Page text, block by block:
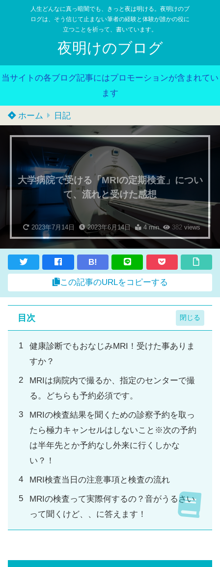
人生どんなに真っ暗闇でも、きっと夜は明ける。夜明けのブ
ログは、そう信じて止まない筆者の経験と体験が誰かの役に
立つことを祈って、書いています。
夜明けのブログ
当サイトの各ブログ記事にはプロモーションが含まれてい
ます
ホーム 日記
大学病院で受ける「MRIの定期検査」につい
て、流れと受けた感想
2023年7月14日 2023年6月14日 4 min 382 views
B!
この記事のURLをコピーする
目次
健康診断でもおなじみMRI！受けた事ありま
すか？
MRIは病院内で撮るか、指定のセンターで撮
る。どちらも予約必須です。
MRIの検査結果を聞くための診察予約を取っ
たら極力キャンセルはしないこと※次の予約
は半年先とか予約なし外来に行くしかな
い？！
MRI検査当日の注意事項と検査の流れ
MRIの検査って実際何するの？音がうるさい
って聞くけど、、に答えます！